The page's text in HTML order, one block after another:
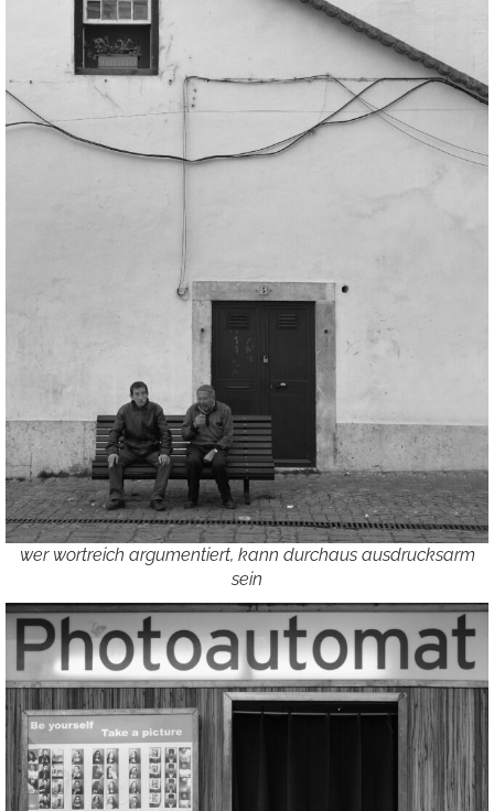
wer wortreich argumentiert, kann durchaus ausdrucksarm
sein